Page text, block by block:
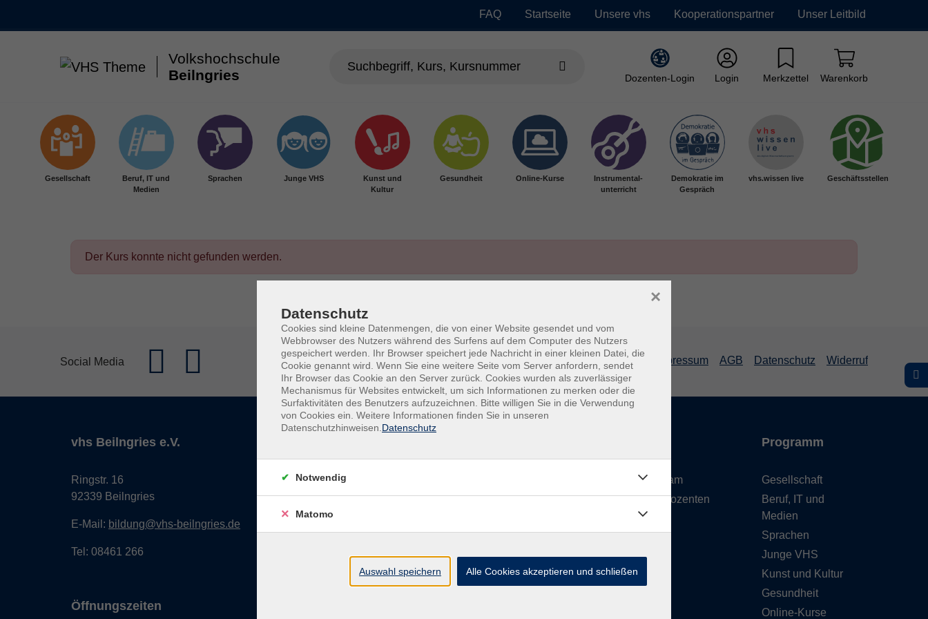
FAQ Startseite Unsere vhs Kooperationspartner Unser Leitbild
Volkshochschule
Beilngries
Dozenten-Login Login Merkzettel Warenkorb
Gesellschaft
Beruf, IT und
Medien
Sprachen Junge VHS
Kunst und
Kultur
Gesundheit Online-Kurse
Instrumental-
unterricht
Demokratie im
Gespräch
vhs.wissen live Geschäftsstellen
Der Kurs konnte nicht gefunden werden.
Social Media Impressum AGB Datenschutz Widerruf
vhs Beilngries e.V.
Ringstr. 16
92339 Beilngries
E-Mail: bildung@vhs-beilngries.de
Tel: 08461 266
Öffnungszeiten
Unser Team
Unsere Dozenten
Gebäude
Programm
Gesellschaft
Beruf, IT und
Medien
Sprachen
Junge VHS
Kunst und Kultur
Gesundheit
Online-Kurse
Datenschutz
Cookies sind kleine Datenmengen, die von einer Website gesendet und vom
Webbrowser des Nutzers während des Surfens auf dem Computer des Nutzers
gespeichert werden. Ihr Browser speichert jede Nachricht in einer kleinen Datei, die
Cookie genannt wird. Wenn Sie eine weitere Seite vom Server anfordern, sendet
Ihr Browser das Cookie an den Server zurück. Cookies wurden als zuverlässiger
Mechanismus für Websites entwickelt, um sich Informationen zu merken oder die
Surfaktivitäten des Benutzers aufzuzeichnen. Bitte willigen Sie in die Verwendung
von Cookies ein. Weitere Informationen finden Sie in unseren
Datenschutzhinweisen. Datenschutz
×
Notwendig
Matomo
Auswahl speichern Alle Cookies akzeptieren und schließen